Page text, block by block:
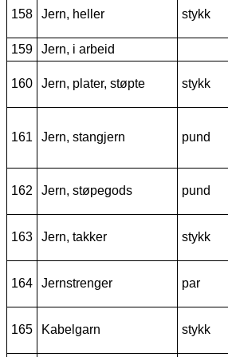
158 Jern, heller stykk
159
Jern, i arbeid
160 Jern, plater, støpte stykk
161 Jern, stangjern pund
162 Jern, støpegods pund
163 Jern, takker stykk
164 Jernstrenger par
165 Kabelgarn stykk